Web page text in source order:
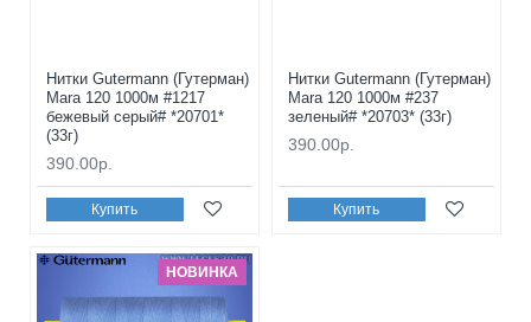
Нитки Gutermann (Гутерман)
Mara 120 1000м #1217
бежевый серый# *20701*
(33г)
390.00р.
Купить
Нитки Gutermann (Гутерман)
Mara 120 1000м #237
зеленый# *20703* (33г)
390.00р.
Купить
НОВИНКА